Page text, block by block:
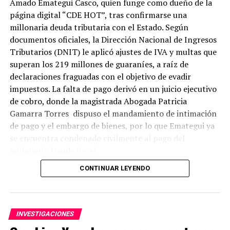
2016, por la Gobernación del Alto Paraná, en ese
entonces administrada por Zacarías.
En aquella ocasión, se detectó que en total, en ese
llamado a licitación, la Gobernación adjudicó el servicio
por G. 10.132.777.000. Unos G. 5.113 millones fueron
adjudicados a Eco Service Group para la distribución del
alimento en Ciudad del Este y Presidente Franco,
mientras que G. 4.999 millones para DIJKSTRA,
responsable de hacer llegar las galletitas y chipitas a
464 escuelas del resto del departamento.
para producir las galletitas o chipitas, sino que terceriza
la fabricación, el envasado y la distribución.
Dirección Nacional de Contrataciones Públicas (DNCP) y
por el Instituto Nacional de Alimentación y Nutrición
Amado Emategui Casco, quien funge como dueño de la
página digital “CDE HOT”, tras confirmarse una
millonaria deuda tributaria con el Estado. Según
documentos oficiales, la Dirección Nacional de Ingresos
Tributarios (DNIT) le aplicó ajustes de IVA y multas que
superan los 219 millones de guaraníes, a raíz de
declaraciones fraguadas con el objetivo de evadir
impuestos. La falta de pago derivó en un juicio ejecutivo
de cobro, donde la magistrada Abogada Patricia
Gamarra Torres dispuso el mandamiento de intimación
de pago y el embargo de bienes, por lo que Emategui ya
El “ajuste de IVA” aplicado por la DNIT significa que se
constataron omisiones e inconsistencias en sus
declaraciones impositivas, lo cual en la práctica
CONTINUAR LEYENDO
INVESTIGACIONES